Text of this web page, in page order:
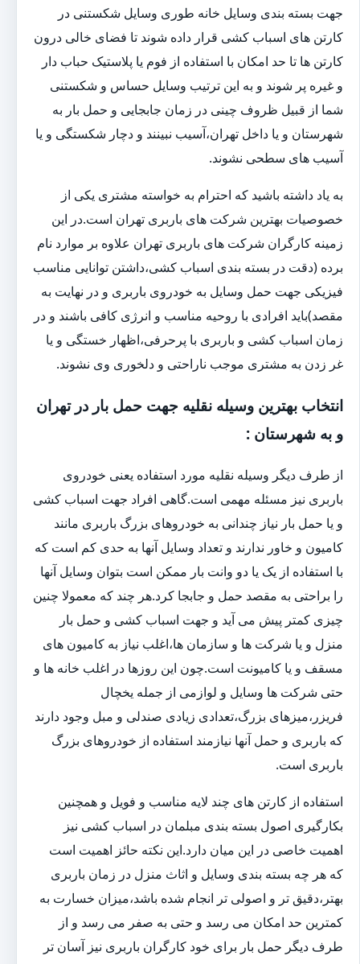
جهت بسته بندی وسایل خانه طوری وسایل شکستنی در
کارتن های اسباب کشی قرار داده شوند تا فضای خالی درون
کارتن ها تا حد امکان با استفاده از فوم یا پلاستیک حباب دار
و غیره پر شوند و به این ترتیب وسایل حساس و شکستنی
شما از قبیل ظروف چینی در زمان جابجایی و حمل بار به
شهرستان و یا داخل تهران،آسیب نبینند و دچار شکستگی و یا
آسیب های سطحی نشوند.
به یاد داشته باشید که احترام به خواسته مشتری یکی از
خصوصیات بهترین شرکت های باربری تهران است.در این
زمینه کارگران شرکت های باربری تهران علاوه بر موارد نام
برده (دقت در بسته بندی اسباب کشی،داشتن توانایی مناسب
فیزیکی جهت حمل وسایل به خودروی باربری و در نهایت به
مقصد)باید افرادی با روحیه مناسب و انرژی کافی باشند و در
زمان اسباب کشی و باربری با پرحرفی،اظهار خستگی و یا
غر زدن به مشتری موجب ناراحتی و دلخوری وی نشوند.
انتخاب بهترین وسیله نقلیه جهت حمل بار در تهران
و به شهرستان :
از طرف دیگر وسیله نقلیه مورد استفاده یعنی خودروی
باربری نیز مسئله مهمی است.گاهی افراد جهت اسباب کشی
و یا حمل بار نیاز چندانی به خودروهای بزرگ باربری مانند
کامیون و خاور ندارند و تعداد وسایل آنها به حدی کم است که
با استفاده از یک یا دو وانت بار ممکن است بتوان وسایل آنها
را براحتی به مقصد حمل و جابجا کرد.هر چند که معمولا چنین
چیزی کمتر پیش می آید و جهت اسباب کشی و حمل بار
منزل و یا شرکت ها و سازمان ها،اغلب نیاز به کامیون های
مسقف و یا کامیونت است.چون این روزها در اغلب خانه ها و
حتی شرکت ها وسایل و لوازمی از جمله یخچال
فریزر،میزهای بزرگ،تعدادی زیادی صندلی و مبل وجود دارند
که باربری و حمل آنها نیازمند استفاده از خودروهای بزرگ
باربری است.
استفاده از کارتن های چند لایه مناسب و فویل و همچنین
بکارگیری اصول بسته بندی مبلمان در اسباب کشی نیز
اهمیت خاصی در این میان دارد.این نکته حائز اهمیت است
که هر چه بسته بندی وسایل و اثاث منزل در زمان باربری
بهتر،دقیق تر و اصولی تر انجام شده باشد،میزان خسارت به
کمترین حد امکان می رسد و حتی به صفر می رسد و از
طرف دیگر حمل بار برای خود کارگران باربری نیز آسان تر